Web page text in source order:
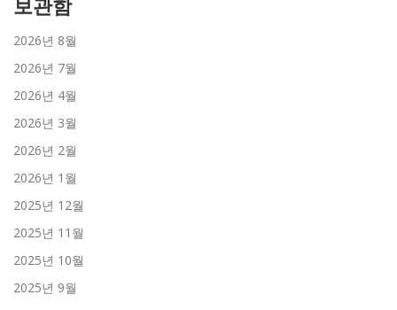
보관함
2026년 8월
2026년 7월
2026년 4월
2026년 3월
2026년 2월
2026년 1월
2025년 12월
2025년 11월
2025년 10월
2025년 9월